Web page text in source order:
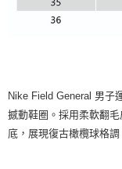
Nike Field General 男子
撼動鞋圈。採用柔軟翻
底，展現復古橄欖球格調